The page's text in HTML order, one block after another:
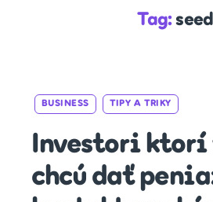
Tag:seed
BUSINESS TIPY A TRIKY
Investori ktorí
chcú dať